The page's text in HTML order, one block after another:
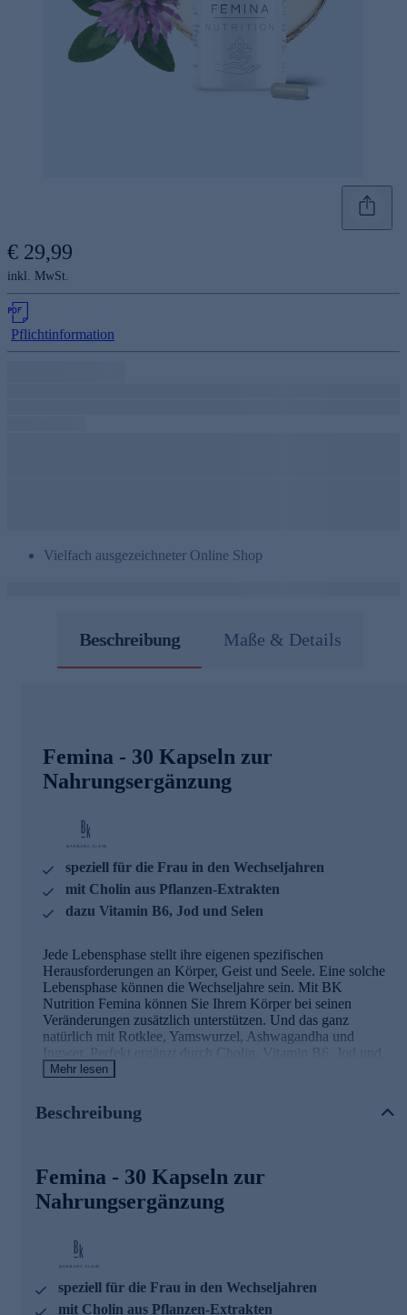
€ 29,99
inkl. MwSt.
Pflichtinformation
Vielfach ausgezeichneter Online Shop
Beschreibung Maße & Details
Femina - 30 Kapseln zur
Nahrungsergänzung
speziell für die Frau in den Wechseljahren
mit Cholin aus Pflanzen-Extrakten
dazu Vitamin B6, Jod und Selen
Jede Lebensphase stellt ihre eigenen spezifischen
Herausforderungen an Körper, Geist und Seele. Eine solche
Lebensphase können die Wechseljahre sein. Mit BK
Nutrition Femina können Sie Ihrem Körper bei seinen
Veränderungen zusätzlich unterstützen. Und das ganz
natürlich mit Rotklee, Yamswurzel, Ashwagandha und
Ingwer. Perfekt ergänzt durch Cholin, Vitamin B6, Jod und
Selen. Sinnvoll abgestimmte Vitamine, Spurenelemente und
Hormonumstellungen der Wechseljahre zu unterstützen.
Cholin trägt zu einem normalen Fettstoffwechsel bei
Cholin trägt zur Erhaltung einer normalen Leberfunktion
Cholin trägt zu einem normalen Homocystein-
Stoffwechsel bei
Vitamin B6 trägt zur Regulierung der Hormontätigkeit
bei und zu einer normalen Funktion des Nervensystems
Jod trägt zu einer normalen Produktion von
Mehr lesen
Beschreibung
Femina - 30 Kapseln zur
Nahrungsergänzung
speziell für die Frau in den Wechseljahren
mit Cholin aus Pflanzen-Extrakten